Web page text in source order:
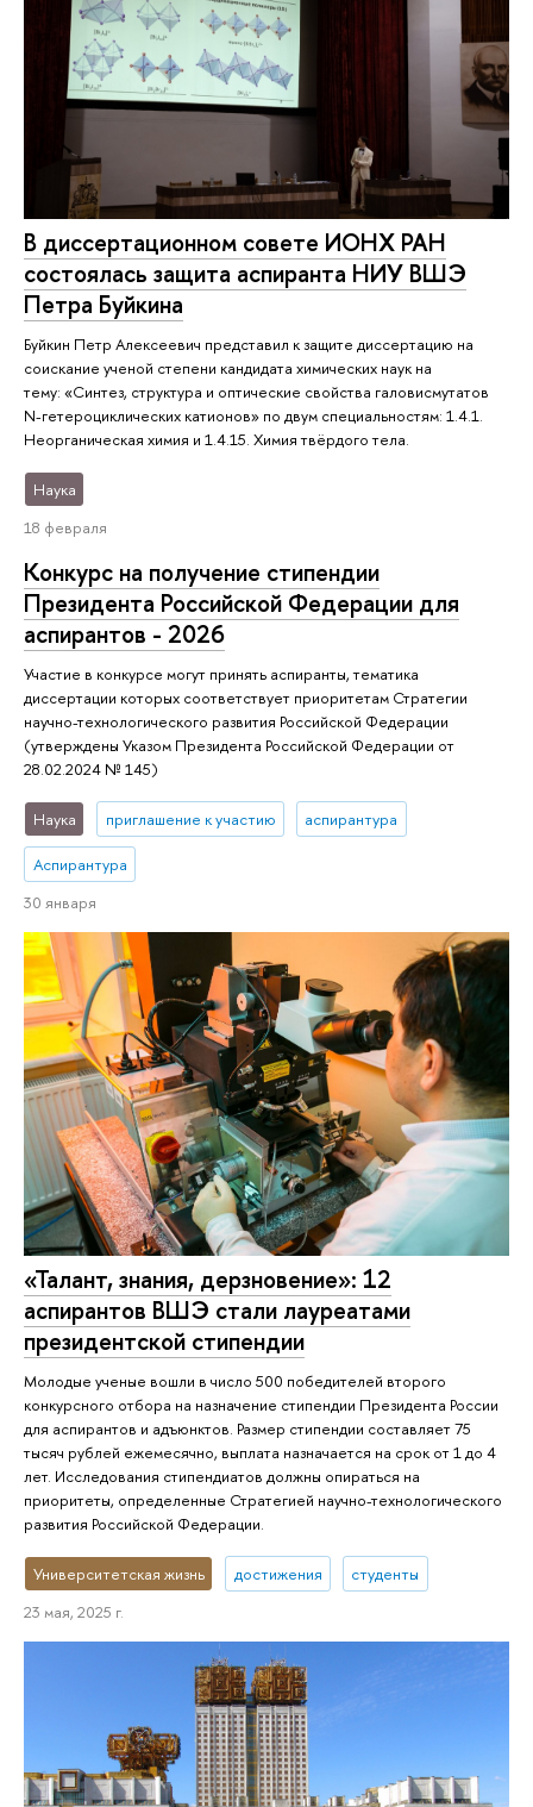
В диссертационном совете ИОНХ РАН
состоялась защита аспиранта НИУ ВШЭ
Петра Буйкина
Буйкин Петр Алексеевич представил к защите диссертацию на
соискание ученой степени кандидата химических наук на
тему: «Синтез, структура и оптические свойства галовисмутатов
N-гетероциклических катионов» по двум специальностям: 1.4.1.
Неорганическая химия и 1.4.15. Химия твёрдого тела.
Наука
18 февраля
Конкурс на получение стипендии
Президента Российской Федерации для
аспирантов - 2026
Участие в конкурсе могут принять аспиранты, тематика
диссертации которых соответствует приоритетам Стратегии
научно-технологического развития Российской Федерации
(утверждены Указом Президента Российской Федерации от
28.02.2024 № 145)
Наука приглашение к участию аспирантура
Аспирантура
30 января
«Талант, знания, дерзновение»: 12
аспирантов ВШЭ стали лауреатами
президентской стипендии
Молодые ученые вошли в число 500 победителей второго
конкурсного отбора на назначение стипендии Президента России
для аспирантов и адъюнктов. Размер стипендии составляет 75
тысяч рублей ежемесячно, выплата назначается на срок от 1 до 4
лет. Исследования стипендиатов должны опираться на
приоритеты, определенные Стратегией научно-технологического
развития Российской Федерации.
Университетская жизнь достижения
студенты
23 мая, 2025 г.